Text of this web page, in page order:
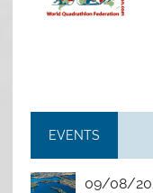
EVENTS
09/08/